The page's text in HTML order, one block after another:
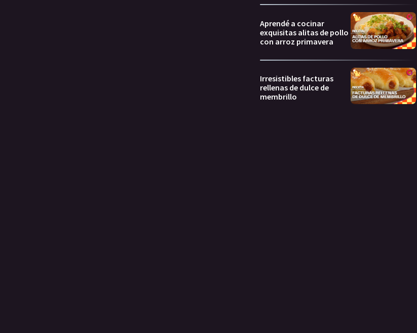
Aprendé a cocinar
exquisitas alitas de pollo
con arroz primavera
Irresistibles facturas
rellenas de dulce de
membrillo